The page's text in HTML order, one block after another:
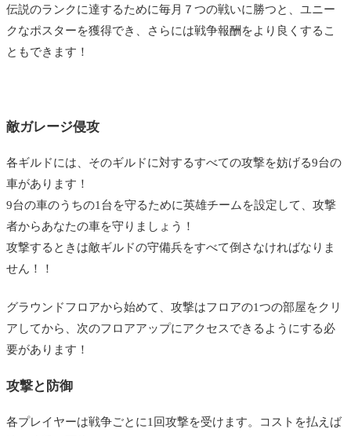
伝説のランクに達するために毎月７つの戦いに勝つと、ユニー
クなポスターを獲得でき、さらには戦争報酬をより良くするこ
ともできます！
敵ガレージ侵攻
各ギルドには、そのギルドに対するすべての攻撃を妨げる9台の
車があります！
9台の車のうちの1台を守るために英雄チームを設定して、攻撃
者からあなたの車を守りましょう！
攻撃するときは敵ギルドの守備兵をすべて倒さなければなりま
せん！！
グラウンドフロアから始めて、攻撃はフロアの1つの部屋をクリ
アしてから、次のフロアアップにアクセスできるようにする必
要があります！
攻撃と防御
各プレイヤーは戦争ごとに1回攻撃を受けます。コストを払えば